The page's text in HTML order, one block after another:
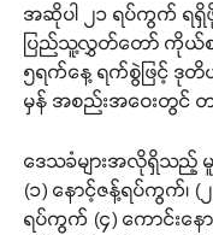
အဆိုပါ ၂၁ ရပ်ကွက် ရရှိဖို့
ပြည်သူ့လွှတ်တော် ကိုယ်စ
၅ရက်နေ့ ရက်စွဲဖြင့် ဒု
မှန် အစည်းအဝေးတွင် တ
ဒေသခံများအလိုရှိသည့်
(၁) နောင့်ဇန့်ရပ်ကွက်၊
ရပ်ကွက် (၄) ကောင်းနေ